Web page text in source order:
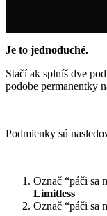
Je to jednoduché.
Stačí ak splníš dve
podobe permanentky
Podmienky sú
Označ “páči sa
Limitless
Označ “páči sa